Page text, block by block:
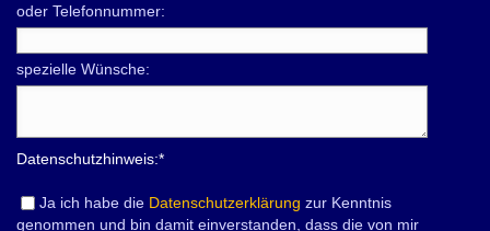
oder Telefonnummer:
spezielle Wünsche:
Datenschutzhinweis:*
Ja ich habe die Datenschutzerklärung zur Kenntnis
genommen und bin damit einverstanden, dass die von mir